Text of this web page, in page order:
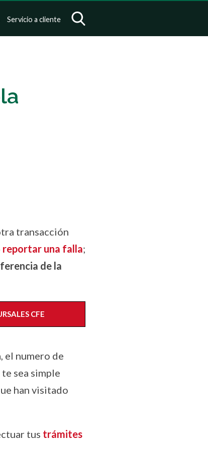
Servicio a cliente
transacción
reportar una falla;
de la
CFE
el numero de
sea simple
han visitado
tus trámites